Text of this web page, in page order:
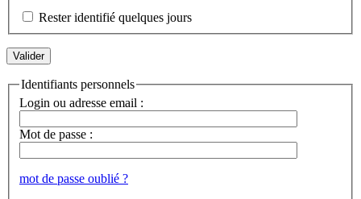
Rester identifié quelques jours
Identifiants personnels
Login ou adresse email :
Mot de passe :
mot de passe oublié ?